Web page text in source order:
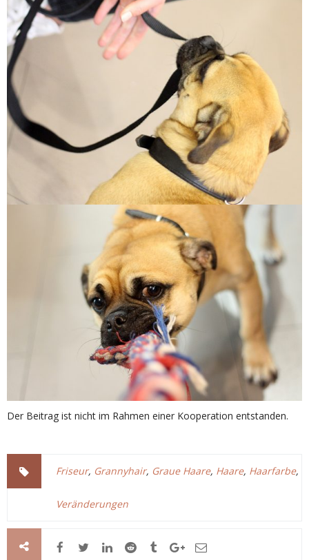
Der Beitrag ist nicht im Rahmen einer Kooperation entstanden.
Friseur, Grannyhair, Graue Haare, Haare, Haarfarbe,
Veränderungen